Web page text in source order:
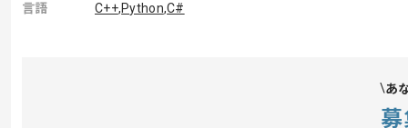
言語
C++,Python,C#
あ